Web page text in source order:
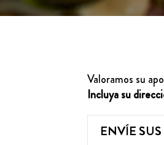
Valoramos su
Incluya su
ENVÍE